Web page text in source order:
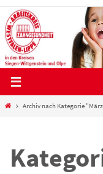
Zum
Inhalt
springen
StartArchiv nach Kategorie "März